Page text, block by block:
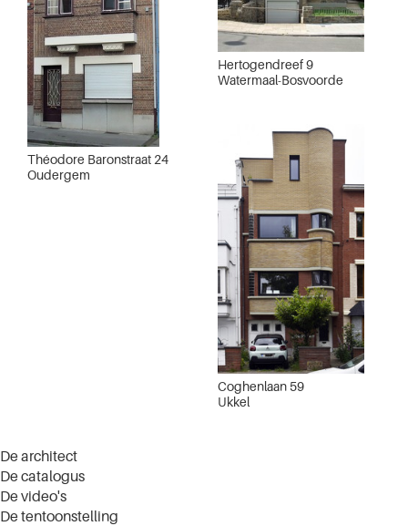
Théodore Baronstraat 24
Oudergem
Hertogendreef 9
Watermaal-Bosvoorde
Coghenlaan 59
Ukkel
De architect
De catalogus
De video's
De tentoonstelling